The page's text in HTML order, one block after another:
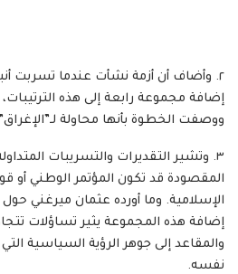
٢. وأضاف أن أزمة نشأت عندما تسربت
إضافة مجموعة رابعة إلى هذه
ووصفت الخطوة بأنها محاولة
٣. وتشير التقديرات والتسريبات
المقصودة قد تكون المؤتمر الوطني أو
الإسلامية. وما أورده عثمان ميرغني
إضافة هذه المجموعة يثير تساؤلات
والمقاعد إلى جوهر الرؤية السياسية
نفسه.